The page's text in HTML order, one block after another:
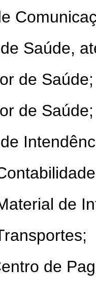
Saúde,
de Saúde;
de Saúde;
de
de